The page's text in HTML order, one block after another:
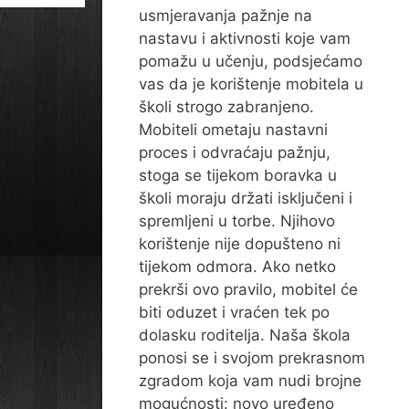
usmjeravanja pažnje na
nastavu i aktivnosti koje vam
pomažu u učenju, podsjećamo
vas da je korištenje mobitela u
školi strogo zabranjeno.
Mobiteli ometaju nastavni
proces i odvraćaju pažnju,
stoga se tijekom boravka u
školi moraju držati isključeni i
spremljeni u torbe. Njihovo
korištenje nije dopušteno ni
tijekom odmora. Ako netko
prekrši ovo pravilo, mobitel će
biti oduzet i vraćen tek po
dolasku roditelja. Naša škola
ponosi se i svojom prekrasnom
zgradom koja vam nudi brojne
mogućnosti: novo uređeno